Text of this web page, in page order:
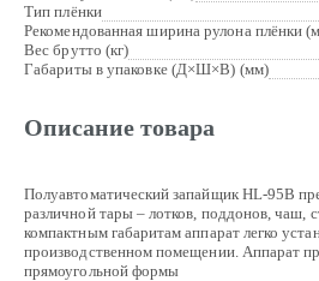
Тип плёнки
Рекомендованная ширина рулона плёнки
Вес брутто (кг)
Габариты в упаковке (Д×Ш×В) (мм)
Описание товара
Полуавтоматический запайщик HL-95B
различной тары – лотков, поддонов, чаш,
компактным габаритам аппарат легко
производственном помещении. Аппарат
прямоугольной формы